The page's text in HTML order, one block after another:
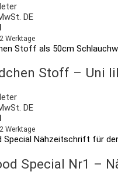
DE
Werktage
Stoff – Uni
DE
Werktage
Special Nr1 –